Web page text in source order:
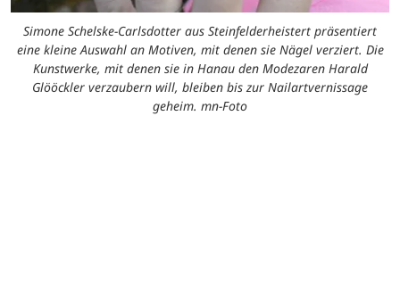
Simone Schelske-Carlsdotter aus Steinfelderheistert präsentiert
eine kleine Auswahl an Motiven, mit denen sie Nägel verziert. Die
Kunstwerke, mit denen sie in Hanau den Modezaren Harald
Glööckler verzaubern will, bleiben bis zur Nailartvernissage
geheim. mn-Foto